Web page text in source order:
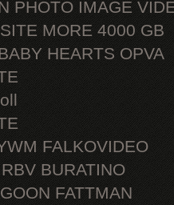
PHOTO IMAGE
MORE 4000 GB
HEARTS OPVA
FALKOVIDEO
BURATINO
FATTMAN